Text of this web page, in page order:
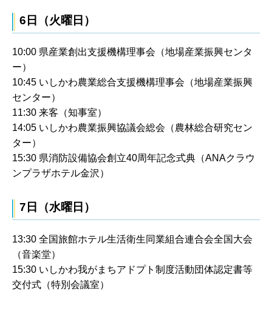
6日（火曜日）
10:00 県産業創出支援機構理事会（地場産業振興センタ
ー）
10:45 いしかわ農業総合支援機構理事会（地場産業振興
センター）
11:30 来客（知事室）
14:05 いしかわ農業振興協議会総会（農林総合研究セン
ター）
15:30 県消防設備協会創立40周年記念式典（ANAクラウ
ンプラザホテル金沢）
7日（水曜日）
13:30 全国旅館ホテル生活衛生同業組合連合会全国大会
（音楽堂）
15:30 いしかわ我がまちアドプト制度活動団体認定書等
交付式（特別会議室）